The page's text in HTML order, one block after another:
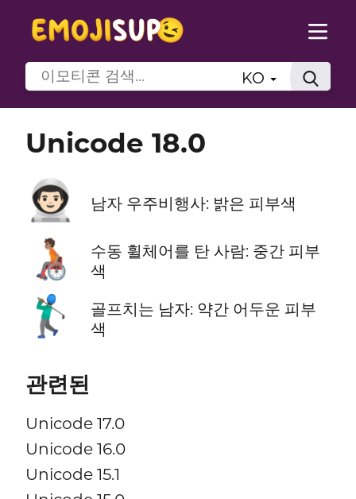
KO
Unicode 18.0
👨🏻‍🚀 남자 우주비행사: 밝은 피부색
🧑🏽‍🦽
수동 휠체어를 탄 사람: 중간 피부
색
🏌🏾‍♂️
골프치는 남자: 약간 어두운 피부
색
관련된
Unicode 17.0
Unicode 16.0
Unicode 15.1